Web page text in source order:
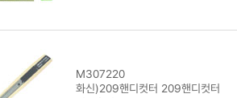
M307220
화신)209핸디컷터 209핸디컷터